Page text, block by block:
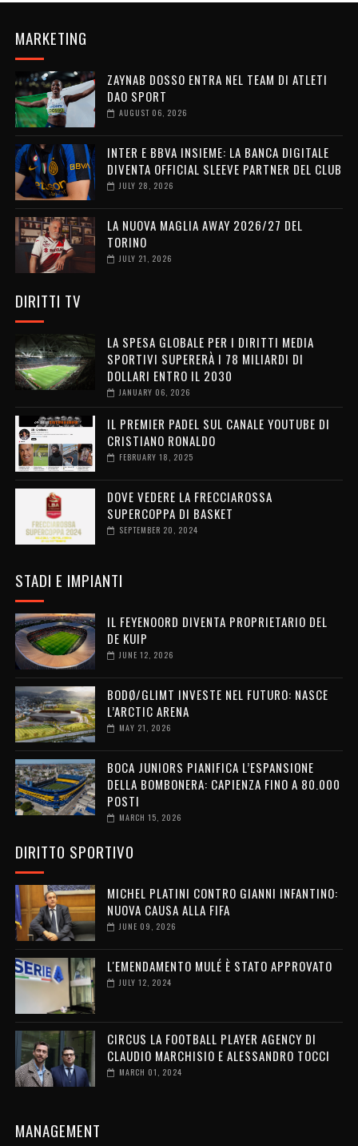
MARKETING
ZAYNAB DOSSO ENTRA NEL TEAM DI ATLETI
DAO SPORT
AUGUST 06, 2026
INTER E BBVA INSIEME: LA BANCA DIGITALE
DIVENTA OFFICIAL SLEEVE PARTNER DEL CLUB
JULY 28, 2026
LA NUOVA MAGLIA AWAY 2026/27 DEL
TORINO
JULY 21, 2026
DIRITTI TV
LA SPESA GLOBALE PER I DIRITTI MEDIA
SPORTIVI SUPERERÀ I 78 MILIARDI DI
DOLLARI ENTRO IL 2030
JANUARY 06, 2026
IL PREMIER PADEL SUL CANALE YOUTUBE DI
CRISTIANO RONALDO
FEBRUARY 18, 2025
DOVE VEDERE LA FRECCIAROSSA
SUPERCOPPA DI BASKET
SEPTEMBER 20, 2024
STADI E IMPIANTI
IL FEYENOORD DIVENTA PROPRIETARIO DEL
DE KUIP
JUNE 12, 2026
BODØ/GLIMT INVESTE NEL FUTURO: NASCE
L’ARCTIC ARENA
MAY 21, 2026
BOCA JUNIORS PIANIFICA L’ESPANSIONE
DELLA BOMBONERA: CAPIENZA FINO A 80.000
POSTI
MARCH 15, 2026
DIRITTO SPORTIVO
MICHEL PLATINI CONTRO GIANNI INFANTINO:
NUOVA CAUSA ALLA FIFA
JUNE 09, 2026
L'EMENDAMENTO MULÉ È STATO APPROVATO
JULY 12, 2024
CIRCUS LA FOOTBALL PLAYER AGENCY DI
CLAUDIO MARCHISIO E ALESSANDRO TOCCI
MARCH 01, 2024
MANAGEMENT